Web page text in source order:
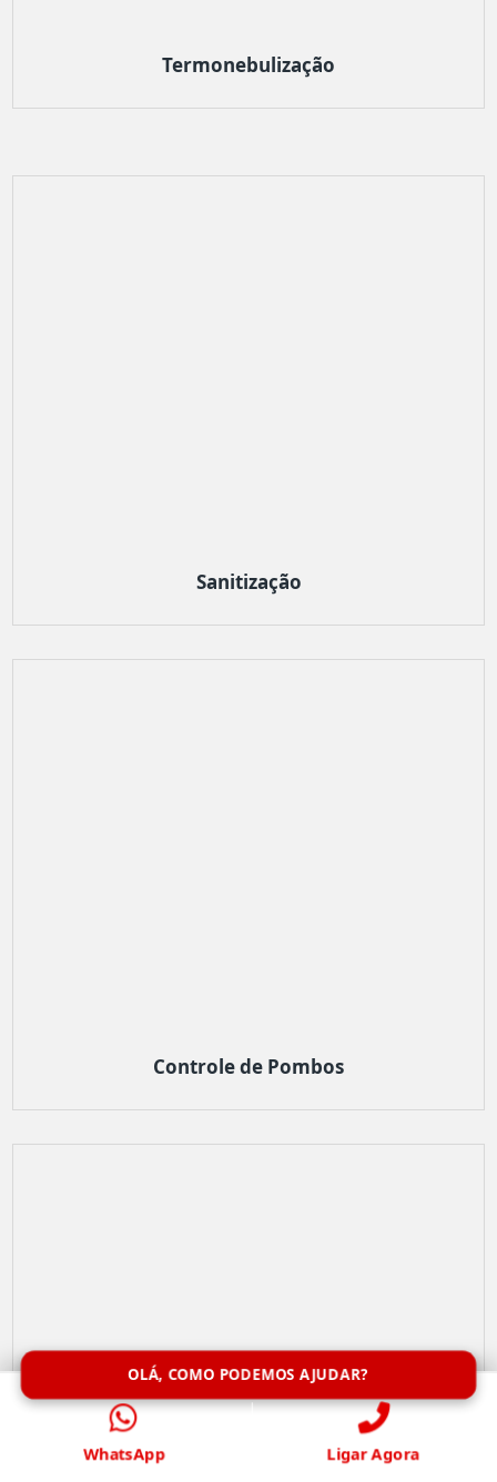
Termonebulização
Sanitização
Controle de Pombos
OLÁ, COMO PODEMOS AJUDAR?
WhatsApp Ligar Agora